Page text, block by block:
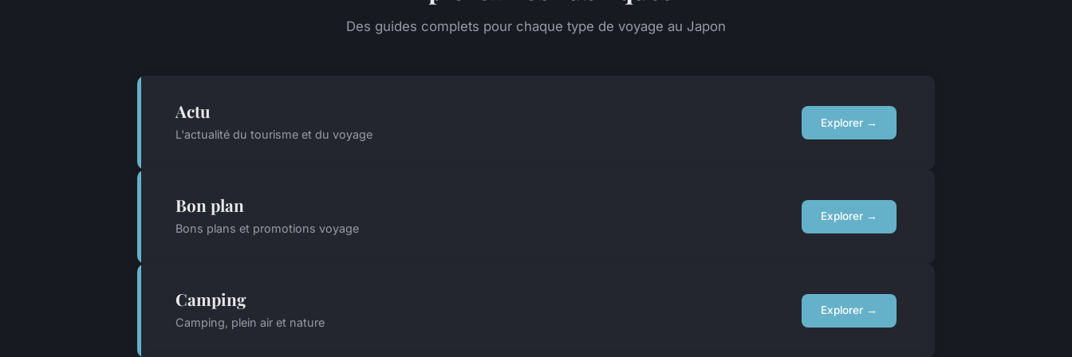
Des guides complets pour chaque type de voyage au Japon
Actu
L'actualité du tourisme et du voyage
Explorer →
Bon plan
Bons plans et promotions voyage
Explorer →
Camping
Camping, plein air et nature
Explorer →